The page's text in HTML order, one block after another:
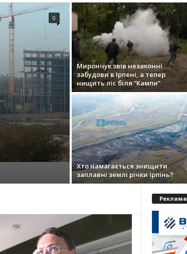
0
Мирончук звів незаконні
забудови в Ірпені, а тепер
нищить ліс біля “Кампи”
Хто намагається знищити
заплавні землі річки Ірпінь?
Реклама